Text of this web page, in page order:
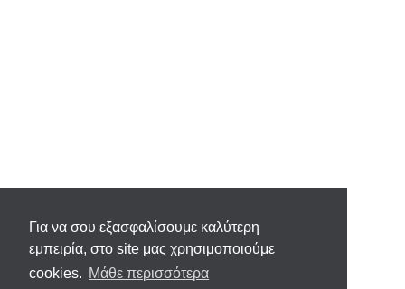
Για να σου εξασφαλίσουμε καλύτερη
εμπειρία, στο site μας χρησιμοποιούμε
cookies. Μάθε περισσότερα